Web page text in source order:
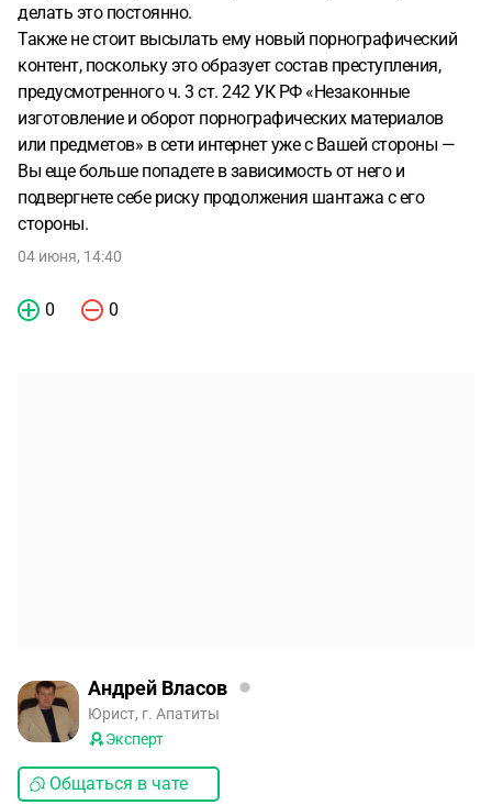
делать это постоянно.
Также не стоит высылать ему новый порнографический
контент, поскольку это образует состав преступления,
предусмотренного ч. 3 ст. 242 УК РФ «Незаконные
изготовление и оборот порнографических материалов
или предметов» в сети интернет уже с Вашей стороны —
Вы еще больше попадете в зависимость от него и
подвергнете себе риску продолжения шантажа с его
стороны.
04 июня, 14:40
0 0
Андрей Власов
Юрист, г. Апатиты
Эксперт
Общаться в чате